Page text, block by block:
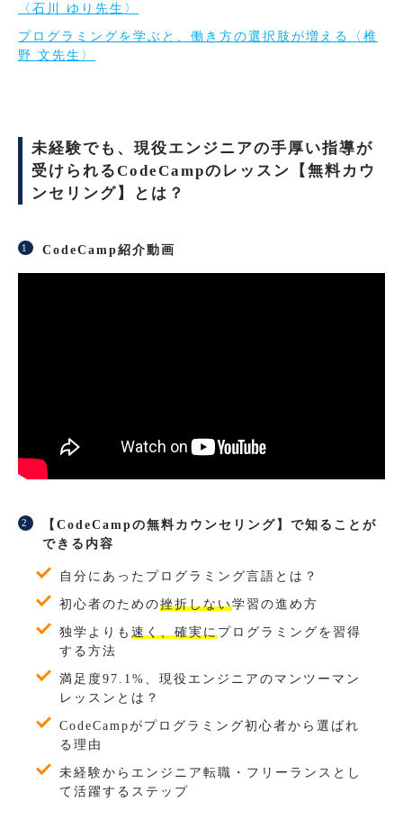
〈石川 ゆり先生〉
プログラミングを学ぶと、働き方の選択肢が増える〈椎
野 文先生〉
未経験でも、現役エンジニアの手厚い指導が
受けられるCodeCampのレッスン【無料カウ
ンセリング】とは？
CodeCamp紹介動画
【CodeCampの無料カウンセリング】で知ることが
できる内容
自分にあったプログラミング言語とは？
初心者のための挫折しない学習の進め方
独学よりも 速く、確実に プログラミングを習得
する方法
満足度97.1%、現役エンジニアのマンツーマン
レッスンとは？
CodeCampがプログラミング初心者から選ばれ
る理由
未経験からエンジニア転職・フリーランスとし
て活躍するステップ